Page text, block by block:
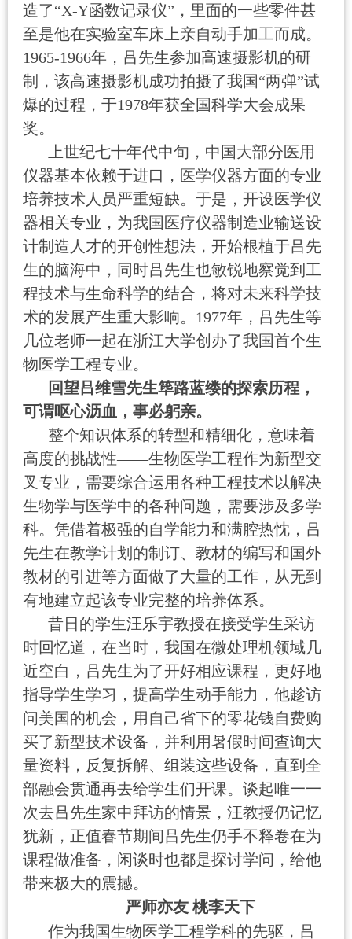
造了“X-Y函数记录仪”，里面的一些零件甚
至是他在实验室车床上亲自动手加工而成。
1965-1966年，吕先生参加高速摄影机的研
制，该高速摄影机成功拍摄了我国“两弹”试
爆的过程，于1978年获全国科学大会成果
奖。
上世纪七十年代中旬，中国大部分医用
仪器基本依赖于进口，医学仪器方面的专业
培养技术人员严重短缺。于是，开设医学仪
器相关专业，为我国医疗仪器制造业输送设
计制造人才的开创性想法，开始根植于吕先
生的脑海中，同时吕先生也敏锐地察觉到工
程技术与生命科学的结合，将对未来科学技
术的发展产生重大影响。 1977年，吕先生等
几位老师一起在浙江大学创办了我国首个生
物医学工程专业。
回望吕维雪先生筚路蓝缕的探索历程，
可谓呕心沥血，事必躬亲。
整个知识体系的转型和精细化，意味着
高度的挑战性——生物医学工程作为新型交
叉专业，需要综合运用各种工程技术以解决
生物学与医学中的各种问题，需要涉及多学
科。凭借着极强的自学能力和满腔热忱，吕
先生在教学计划的制订、教材的编写和国外
教材的引进等方面做了大量的工作，从无到
有地建立起该专业完整的培养体系。
昔日的学生汪乐宇教授在接受学生采访
时回忆道，在当时，我国在微处理机领域几
近空白，吕先生为了开好相应课程，更好地
指导学生学习，提高学生动手能力，他趁访
问美国的机会，用自己省下的零花钱自费购
买了新型技术设备，并利用暑假时间查询大
量资料，反复拆解、组装这些设备，直到全
部融会贯通再去给学生们开课。谈起唯一一
次去吕先生家中拜访的情景，汪教授仍记忆
犹新，正值春节期间吕先生仍手不释卷在为
课程做准备，闲谈时也都是探讨学问，给他
带来极大的震撼。
严师亦友 桃李天下
作为我国生物医学工程学科的先驱，吕